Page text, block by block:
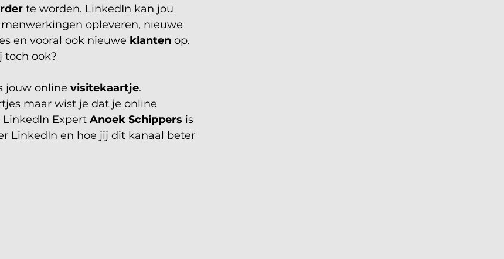
te worden. LinkedIn kan jou
opleveren, nieuwe
en vooral ook nieuwe klanten op.
toch ook?
jouw online visitekaartje.
maar wist je dat je online
Expert Anoek Schippers is
LinkedIn en hoe jij dit kanaal beter